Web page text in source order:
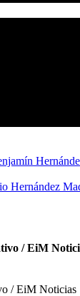
Hernández
/ EiM
/ EiM Noticias